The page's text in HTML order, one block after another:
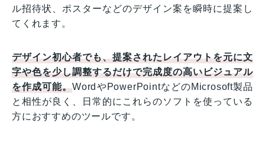
ル招待状、ポスターなどのデザイン案を瞬時に提案し
てくれます。
デザイン初心者でも、提案されたレイアウトを元に文
字や色を少し調整するだけで完成度の高いビジュアル
を作成可能。WordやPowerPointなどのMicrosoft製品
と相性が良く、日常的にこれらのソフトを使っている
方におすすめのツールです。